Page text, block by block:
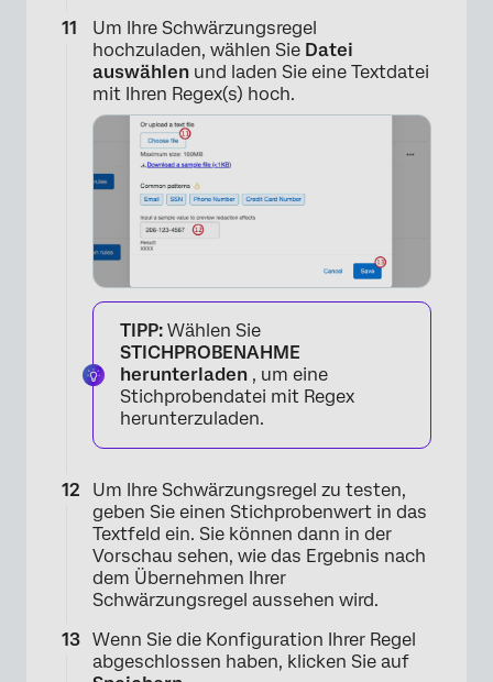
Um Ihre Schwärzungsregel
hochzuladen, wählen Sie Datei
auswählen und laden Sie eine Textdatei
mit Ihren Regex(s) hoch.
TIPP: Wählen Sie
STICHPROBENAHME
herunterladen , um eine
Stichprobendatei mit Regex
herunterzuladen.
Um Ihre Schwärzungsregel zu testen,
geben Sie einen Stichprobenwert in das
Textfeld ein. Sie können dann in der
Vorschau sehen, wie das Ergebnis nach
dem Übernehmen Ihrer
Schwärzungsregel aussehen wird.
Wenn Sie die Konfiguration Ihrer Regel
abgeschlossen haben, klicken Sie auf